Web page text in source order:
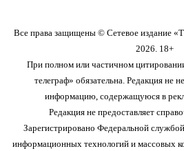
Все права защищены © Сетевое издание
2026. 18+
При полном или частичном
телеграф» обязательна. Редакция не
информацию, содержащуюся в
Редакция не предоставляет
Зарегистрировано Федеральной
информационных технологий и массовых